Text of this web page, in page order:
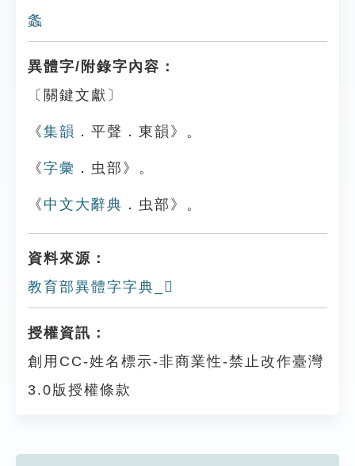
螽
異體字/附錄字內容：
〔關鍵文獻〕
《集韻 ．平聲．東韻》。
《字彙 ．虫部》。
《 中文大辭典 ．虫部》。
資料來源：
教育部異體字字典_𧕠
授權資訊：
創用CC-姓名標示-非商業性-禁止改作臺灣
3.0版授權條款